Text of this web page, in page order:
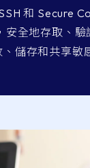
和 Secure
安全地存取、驗
、儲存和共享敏